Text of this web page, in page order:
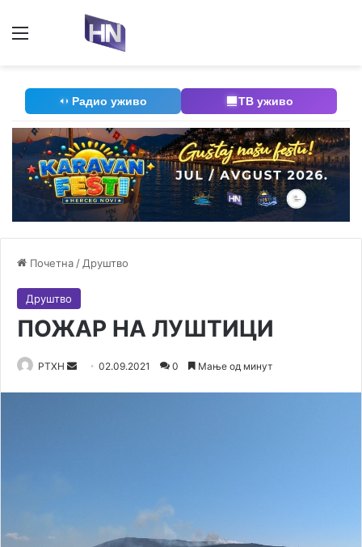
Мени
Радио уживо ТВ уживо
Почетна / Друштво
Друштво
ПОЖАР НА ЛУШТИЦИ
РТХН
Send02.09.2021 0 Мање од минут